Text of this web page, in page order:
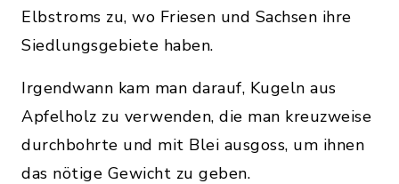
Elbstroms zu, wo Friesen und Sachsen ihre
Siedlungsgebiete haben.
Irgendwann kam man darauf, Kugeln aus
Apfelholz zu verwenden, die man kreuzweise
durchbohrte und mit Blei ausgoss, um ihnen
das nötige Gewicht zu geben.